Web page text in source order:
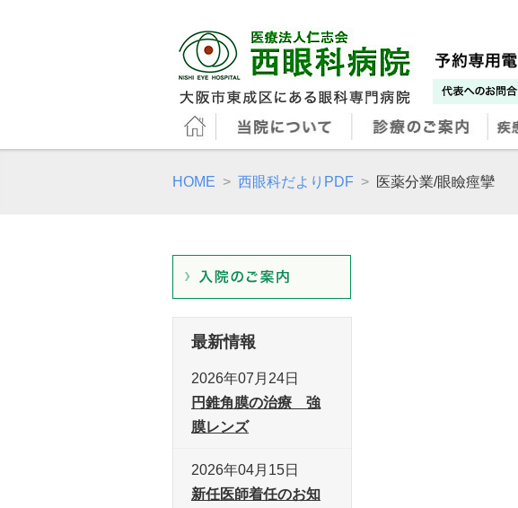
HOME 西眼科だよりPDF 医薬分業/眼瞼痙攣
最新情報
2026年07月24日
円錐角膜の治療 強
膜レンズ
2026年04月15日
新任医師着任のお知